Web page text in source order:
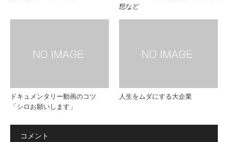
想など
ドキュメンタリー動画のコツ
「シロお願いします」
人生をムダにする大企業
コメント